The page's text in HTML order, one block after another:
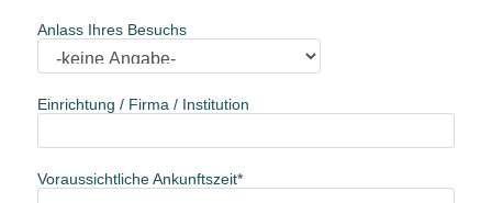
Anlass Ihres Besuchs
Einrichtung / Firma / Institution
Voraussichtliche Ankunftszeit